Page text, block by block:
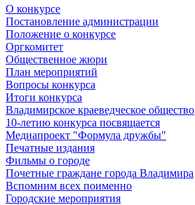
О конкурсе
Постановление администрации
Положение о конкурсе
Оргкомитет
Общественное жюри
План мероприятий
Вопросы конкурса
Итоги конкурса
Владимирское краеведческое общество
10-летию конкурса посвящается
Медиапроект "Формула дружбы"
Печатные издания
Фильмы о городе
Почетные граждане города Владимира
Вспомним всех поименно
Городские мероприятия